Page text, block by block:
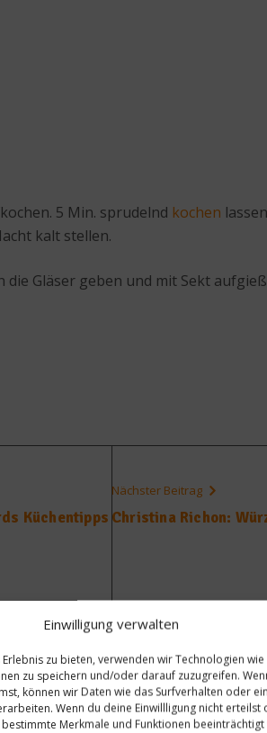
Einwilligung verwalten
zu bieten, verwenden wir Technologien wie
zu speichern und/oder darauf zuzugreifen.
können wir Daten wie das Surfverhalten oder
Wenn du deine Einwillligung nicht erteilst
Merkmale und Funktionen beeinträchtigt
5 Min. sprudelnd kochen
kalt stellen.
die Gläser geben und mit Sekt
Küchentipps
Nächster Beitrag
Christina Richon: